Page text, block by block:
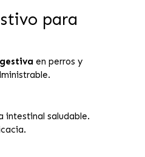
para
en perros y
intestinal saludable.